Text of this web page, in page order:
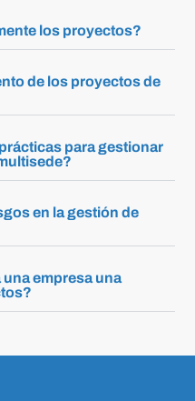
los proyectos?
de los proyectos de
para gestionar
en la gestión de
empresa una